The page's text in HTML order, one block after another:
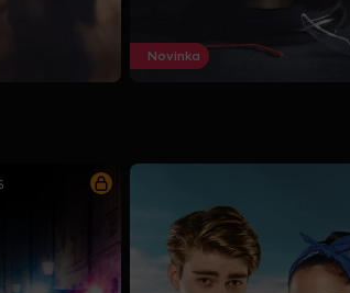
Novinka